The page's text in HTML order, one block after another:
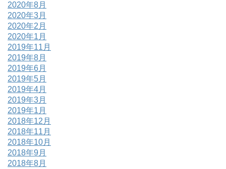
2020年8月
2020年3月
2020年2月
2020年1月
2019年11月
2019年8月
2019年6月
2019年5月
2019年4月
2019年3月
2019年1月
2018年12月
2018年11月
2018年10月
2018年9月
2018年8月